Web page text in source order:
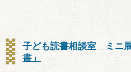
子ども読書相談室 ミニ
書」